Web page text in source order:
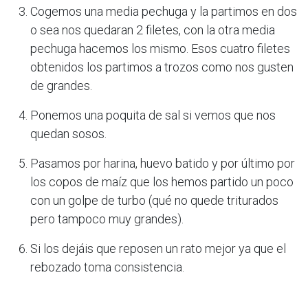
Cogemos una media pechuga y la partimos en dos
o sea nos quedaran 2 filetes, con la otra media
pechuga hacemos los mismo. Esos cuatro filetes
obtenidos los partimos a trozos como nos gusten
de grandes.
Ponemos una poquita de sal si vemos que nos
quedan sosos.
Pasamos por harina, huevo batido y por último por
los copos de maíz que los hemos partido un poco
con un golpe de turbo (qué no quede triturados
pero tampoco muy grandes).
Si los dejáis que reposen un rato mejor ya que el
rebozado toma consistencia.